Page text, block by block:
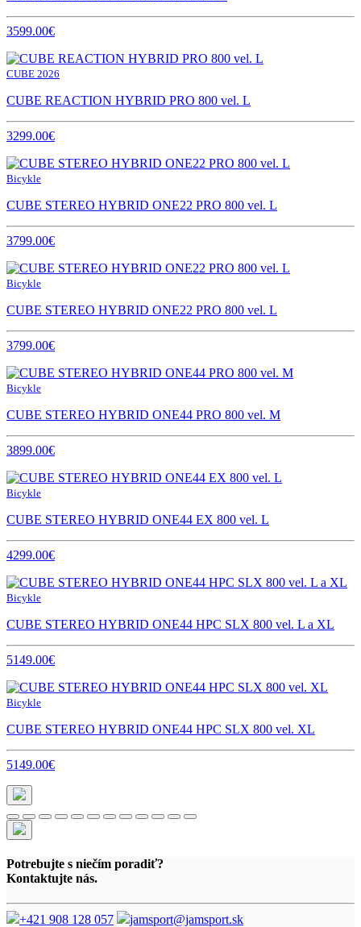
3599.00€
CUBE 2026
CUBE REACTION HYBRID PRO 800 vel. L
3299.00€
Bicykle
CUBE STEREO HYBRID ONE22 PRO 800 vel. L
3799.00€
Bicykle
CUBE STEREO HYBRID ONE22 PRO 800 vel. L
3799.00€
Bicykle
CUBE STEREO HYBRID ONE44 PRO 800 vel. M
3899.00€
Bicykle
CUBE STEREO HYBRID ONE44 EX 800 vel. L
4299.00€
Bicykle
CUBE STEREO HYBRID ONE44 HPC SLX 800 vel. L a XL
5149.00€
Bicykle
CUBE STEREO HYBRID ONE44 HPC SLX 800 vel. XL
5149.00€
Potrebujte s niečím poradiť?
Kontaktujte nás.
+421 908 128 057 jamsport@jamsport.sk